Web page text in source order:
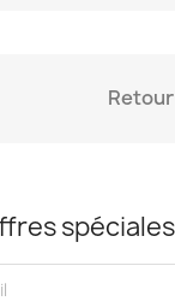
spéciales